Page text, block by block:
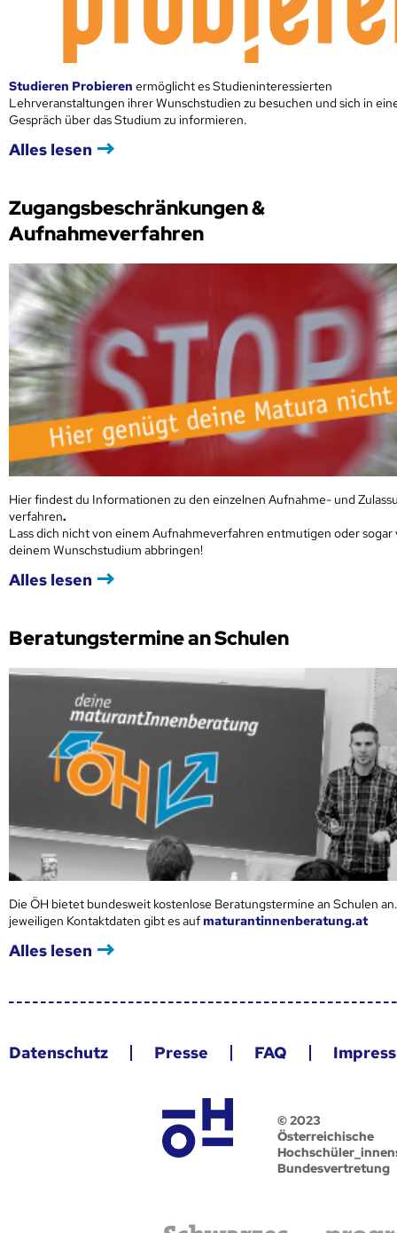
Studieren Probieren ermöglicht es Studieninteressierten
Lehrveranstaltungen ihrer Wunschstudien zu besuchen und sich in
Gespräch über das Studium zu informieren.
Alles lesen
Zugangsbeschränkungen &
Aufnahmeverfahren
Hier findest du Informationen zu den einzelnen Aufnahme- und
verfahren.
Lass dich nicht von einem Aufnahmeverfahren entmutigen oder sogar
deinem Wunschstudium abbringen!
Alles lesen
Beratungstermine an Schulen
Die ÖH bietet bundesweit kostenlose Beratungstermine an Schulen
jeweiligen Kontaktdaten gibt es aufmaturantinnenberatung.at
Alles lesen
Datenschutz Presse FAQ
© 2023
Österreichische
Bundesvertretung